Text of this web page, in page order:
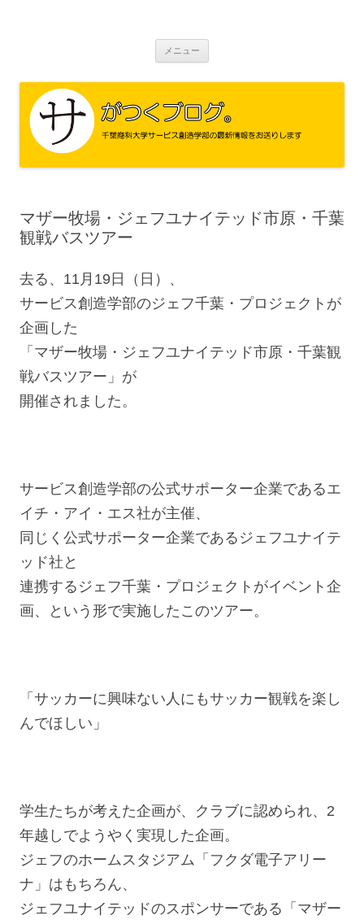
メニュー
へ
ス
キ
ッ
マザー牧場・ジェフユナイテッド市原・千葉
観戦バスツアー
去る、11月19日（日）、
サービス創造学部のジェフ千葉・プロジェクトが
企画した
「マザー牧場・ジェフユナイテッド市原・千葉観
戦バスツアー」が
開催されました。
サービス創造学部の公式サポーター企業であるエ
イチ・アイ・エス社が主催、
同じく公式サポーター企業であるジェフユナイテ
ッド社と
連携するジェフ千葉・プロジェクトがイベント企
画、という形で実施したこのツアー。
「サッカーに興味ない人にもサッカー観戦を楽し
んでほしい」
学生たちが考えた企画が、クラブに認められ、2
年越しでようやく実現した企画。
ジェフのホームスタジアム「フクダ電子アリー
ナ」はもちろん、
ジェフユナイテッドのスポンサーである「マザー